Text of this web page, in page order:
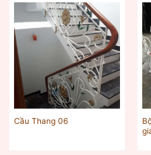
Cầu Thang 06